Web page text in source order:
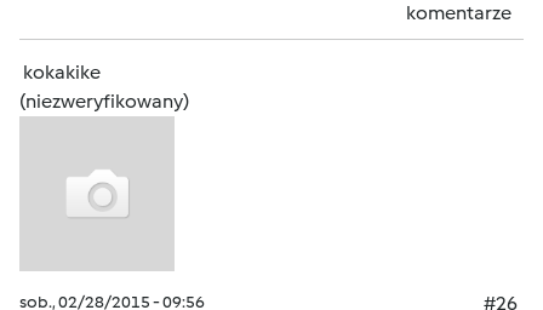
komentarze
kokakike
(niezweryfikowany)
sob., 02/28/2015 - 09:56 #26